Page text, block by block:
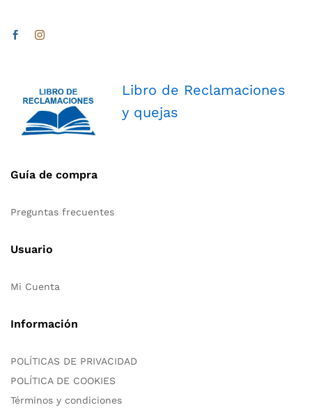
Libro de Reclamaciones
y quejas
Guía de compra
Preguntas frecuentes
Usuario
Mi Cuenta
Información
POLÍTICAS DE PRIVACIDAD
POLÍTICA DE COOKIES
Términos y condiciones